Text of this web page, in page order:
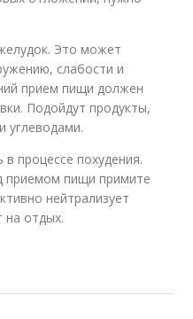
Это может
слабости и
прием пищи должен
Подойдут продукты,
углеводами.
процессе похудения.
приемом пищи примите
нейтрализует
на отдых.